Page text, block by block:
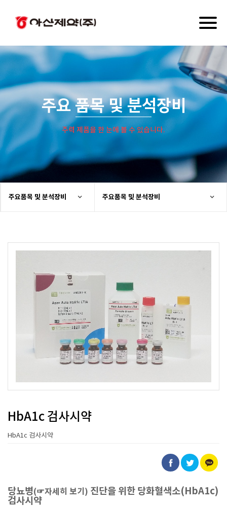
주요 품목 및 분석장비
주력 제품을 한 눈에 볼 수 있습니다.
주요품목 및 분석장비 주요품목 및 분석장비
HbA1c 검사시약
HbA1c 검사시약
당뇨병(☞자세히 보기) 진단을 위한 당화혈색소(HbA1c)
검사시약